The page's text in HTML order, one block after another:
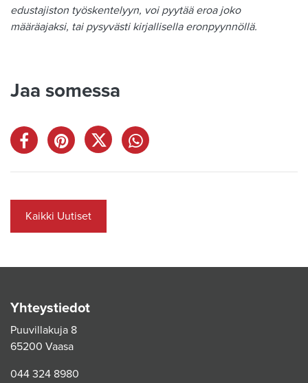
edustajiston työskentelyyn, voi pyytää eroa joko
määräajaksi, tai pysyvästi kirjallisella eronpyynnöllä.
Jaa somessa
Kaikki Uutiset
Yhteystiedot
Puuvillakuja 8
65200 Vaasa
044 324 8980